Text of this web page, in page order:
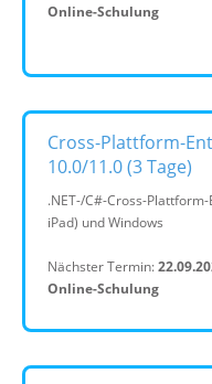
Online-Schulung
Cross-Plattform-
10.0/11.0 (3 Tage)
.NET-/C#-Cross-
iPad) und Windows
Nächster Termin:
Online-Schulung